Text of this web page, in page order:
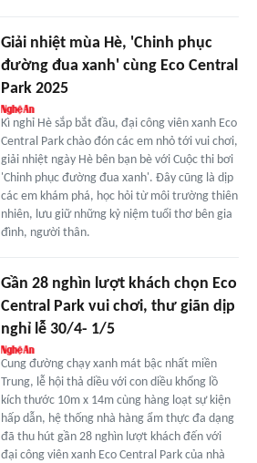
Giải nhiệt mùa Hè, 'Chinh phục
đường đua xanh' cùng Eco Central
Park 2025
Kì nghỉ Hè sắp bắt đầu, đại công viên xanh Eco
Central Park chào đón các em nhỏ tới vui chơi,
giải nhiệt ngày Hè bên bạn bè với Cuộc thi bơi
'Chinh phục đường đua xanh'. Đây cũng là dịp
các em khám phá, học hỏi từ môi trường thiên
nhiên, lưu giữ những kỷ niệm tuổi thơ bên gia
đình, người thân.
Gần 28 nghìn lượt khách chọn Eco
Central Park vui chơi, thư giãn dịp
nghỉ lễ 30/4- 1/5
Cung đường chạy xanh mát bậc nhất miền
Trung, lễ hội thả diều với con diều khổng lồ
kích thước 10m x 14m cùng hàng loạt sự kiện
hấp dẫn, hệ thống nhà hàng ẩm thực đa dạng
đã thu hút gần 28 nghìn lượt khách đến với
đại công viên xanh Eco Central Park của nhà